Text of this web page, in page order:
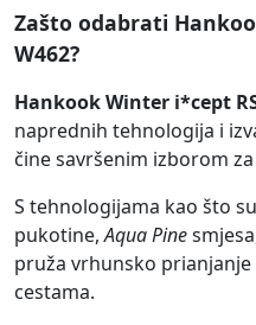
Zašto odabrati
W462?
Hankook Winter i*cept
naprednih tehnologija i
čine savršenim izborom
S tehnologijama kao što
pukotine,Aqua Pine
pruža vrhunsko
cestama.